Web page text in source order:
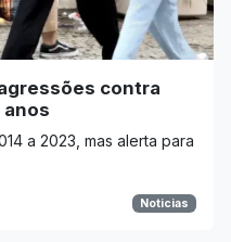
contra
anos
a 2023, mas alerta para
Noticias